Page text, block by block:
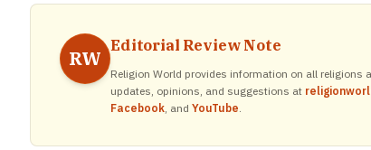
RW
Editorial Review Note
Religion World provides information on all religions
updates, opinions, and suggestions at
Facebook, and YouTube.